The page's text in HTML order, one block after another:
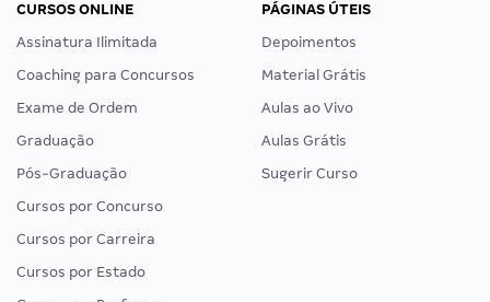
CURSOS ONLINE
Assinatura Ilimitada
Coaching para Concursos
Exame de Ordem
Graduação
Pós-Graduação
Cursos por Concurso
Cursos por Carreira
Cursos por Estado
PÁGINAS ÚTEIS
Depoimentos
Material Grátis
Aulas ao Vivo
Aulas Grátis
Sugerir Curso